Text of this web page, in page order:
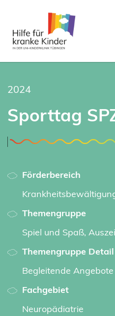
2024
Sporttag
Förderbereich
Themengruppe
Spiel und Spaß,
Themengruppe Detail
Begleitende Angebote
Fachgebiet
Neuropädiatrie